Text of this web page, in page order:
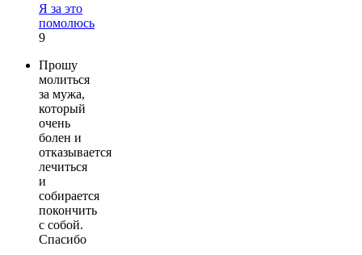
Я за это
помолюсь
9
Прошу
молиться
за мужа,
который
очень
болен и
отказывается
лечиться
и
собирается
покончить
с собой.
Спасибо